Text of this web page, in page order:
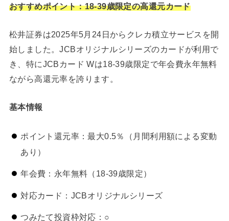
おすすめポイント：18-39歳限定の高還元カード
松井証券は2025年5月24日からクレカ積立サービスを開
始しました。JCBオリジナルシリーズのカードが利用で
き、特にJCBカード Wは18-39歳限定で年会費永年無料
ながら高還元率を誇ります。
基本情報
ポイント還元率：最大0.5％（月間利用額による変動
あり）
年会費：永年無料（18-39歳限定）
対応カード：JCBオリジナルシリーズ
つみたて投資枠対応：○